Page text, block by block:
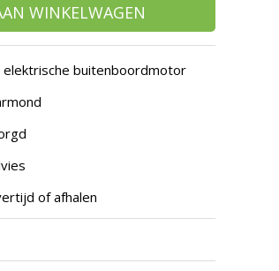
om
het
zoekresultaat
gaan.
u
met
aanraaktoetsen
werkt,
kunt
en
WINKELWAGEN
elektrische buitenboordmotor
of afhalen